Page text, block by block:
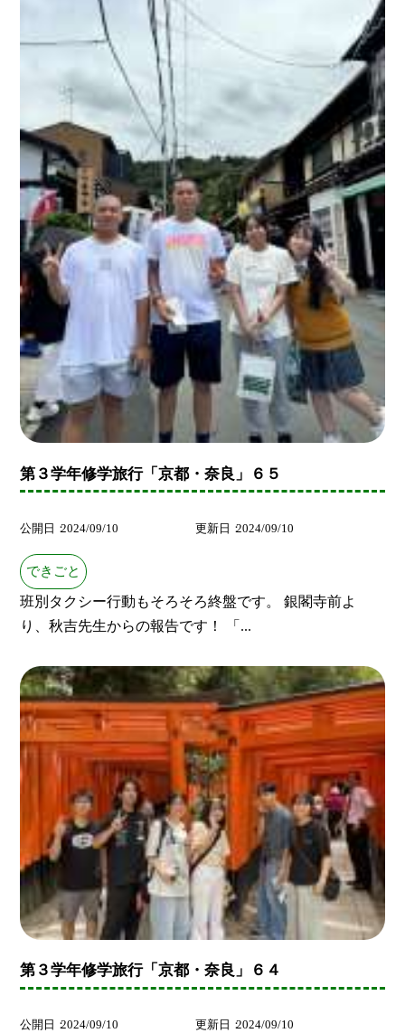
第３学年修学旅行「京都・奈良」６５
公開日 2024/09/10 更新日 2024/09/10
できごと
班別タクシー行動もそろそろ終盤です。 銀閣寺前よ
り、秋吉先生からの報告です！ 「...
第３学年修学旅行「京都・奈良」６４
公開日 2024/09/10 更新日 2024/09/10